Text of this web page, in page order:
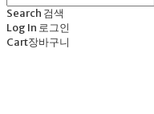
Search 검색
Log In 로그인
Cart장바구니